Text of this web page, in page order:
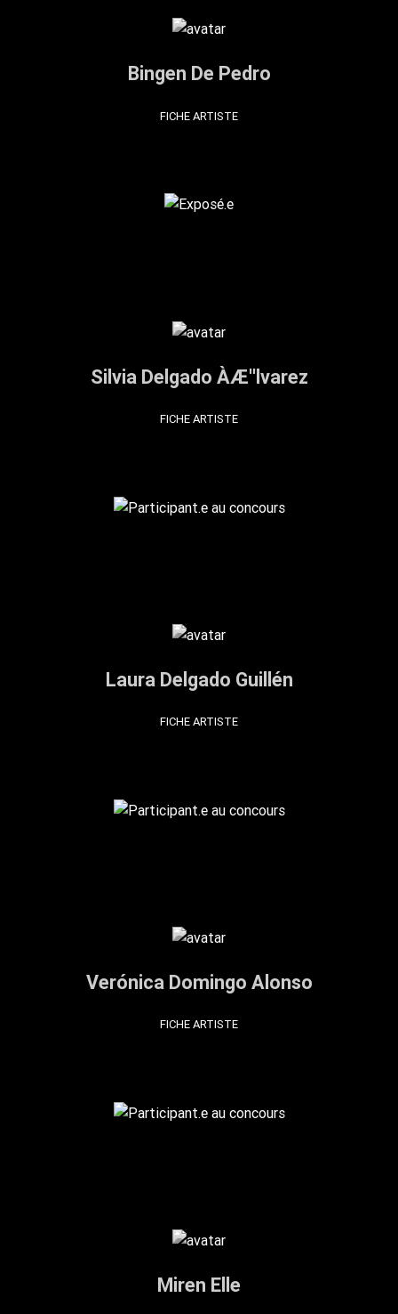
Bingen De Pedro
FICHE ARTISTE
Silvia Delgado ÀÆ''lvarez
FICHE ARTISTE
Laura Delgado Guillén
FICHE ARTISTE
Verónica Domingo Alonso
FICHE ARTISTE
Miren Elle